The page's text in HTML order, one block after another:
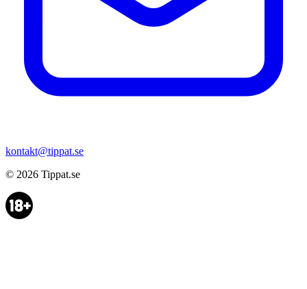
kontakt@tippat.se
© 2026 Tippat.se